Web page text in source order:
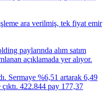
ara verilmiş, tek fiyat emir
paylarında alım satım
açıklamada yer alıyor.
Sermaye %6,51 artarak 6,49
422.844 pay 177,37